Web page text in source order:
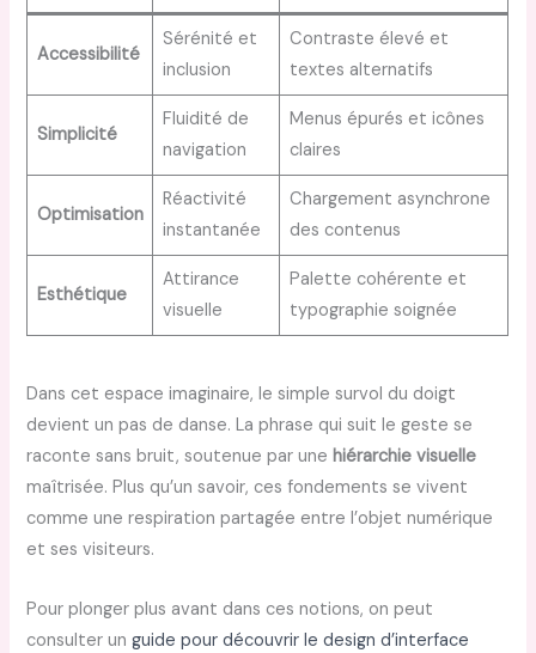
Accessibilité
Sérénité et
inclusion
Contraste élevé et
textes alternatifs
Simplicité
Fluidité de
navigation
Menus épurés et icônes
claires
Optimisation
Réactivité
instantanée
Chargement asynchrone
des contenus
Esthétique
Attirance
visuelle
Palette cohérente et
typographie soignée
Dans cet espace imaginaire, le simple survol du doigt
devient un pas de danse. La phrase qui suit le geste se
raconte sans bruit, soutenue par unehiérarchie visuelle
maîtrisée. Plus qu’un savoir, ces fondements se vivent
comme une respiration partagée entre l’objet numérique
et ses visiteurs.
Pour plonger plus avant dans ces notions, on peut
consulter unguide pour découvrir le design d’interface